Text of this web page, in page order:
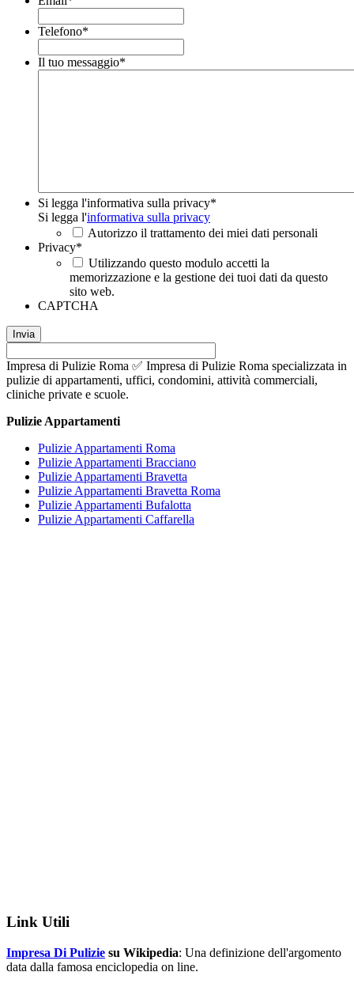
Telefono*
Il tuo messaggio*
Si legga l'informativa sulla privacy*
Si legga l'informativa sulla privacy
Autorizzo il trattamento dei miei dati personali
Privacy*
Utilizzando questo modulo accetti la
memorizzazione e la gestione dei tuoi dati da questo
sito web.
CAPTCHA
Impresa di Pulizie Roma ✅ Impresa di Pulizie Roma specializzata in
pulizie di appartamenti, uffici, condomini, attività commerciali,
cliniche private e scuole.
Pulizie Appartamenti
Pulizie Appartamenti Roma
Pulizie Appartamenti Bracciano
Pulizie Appartamenti Bravetta
Pulizie Appartamenti Bravetta Roma
Pulizie Appartamenti Bufalotta
Pulizie Appartamenti Caffarella
Link Utili
Impresa Di Pulizie su Wikipedia: Una definizione dell'argomento
data dalla famosa enciclopedia on line.